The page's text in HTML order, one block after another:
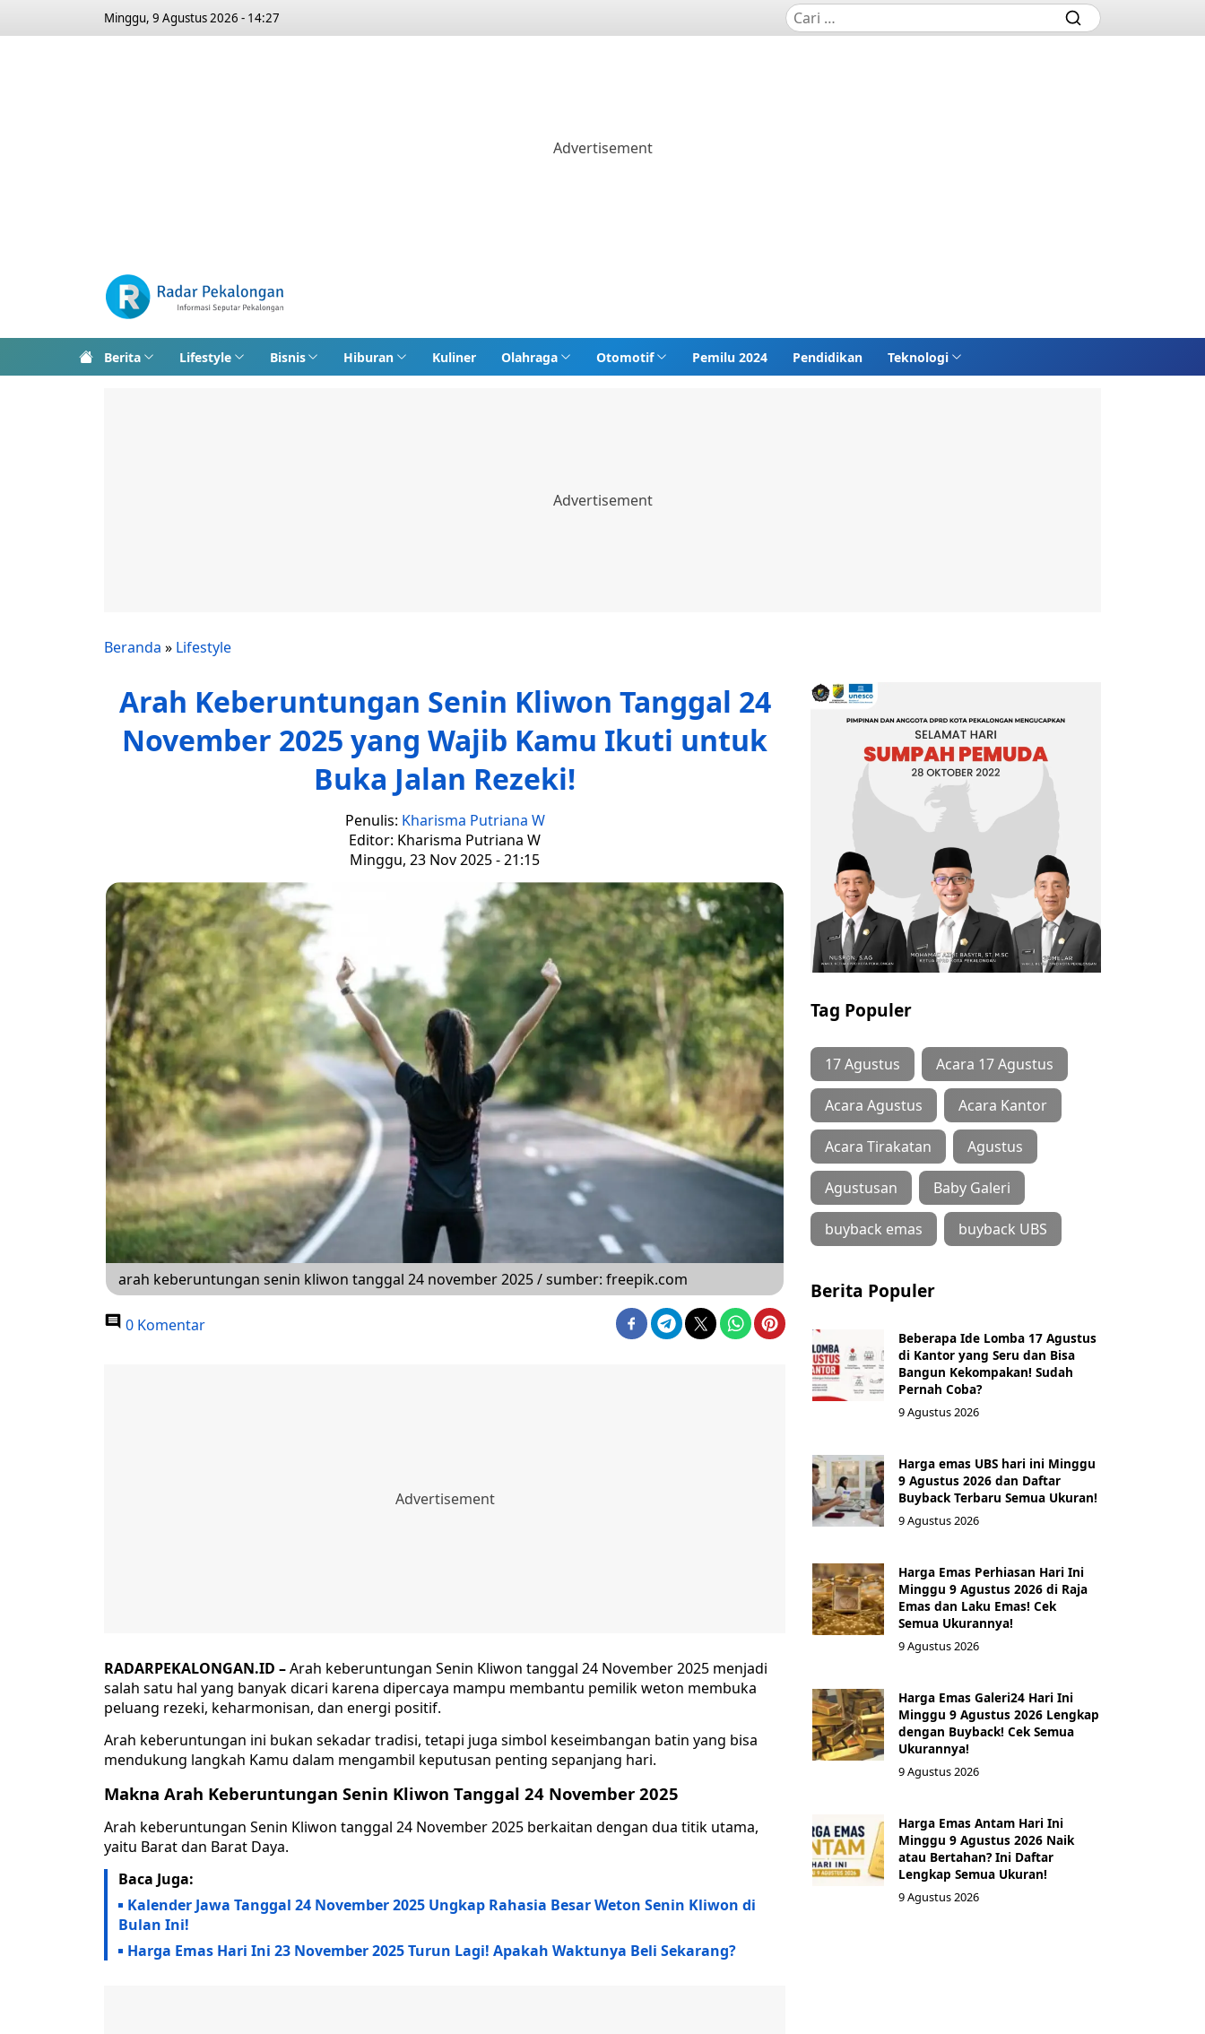
Minggu, 9 Agustus 2026 - 14:27
Berita Lifestyle Bisnis Hiburan Kuliner Olahraga Otomotif Pemilu 2024 Pendidikan Teknologi
Beranda » Lifestyle
Arah Keberuntungan Senin Kliwon Tanggal 24
November 2025 yang Wajib Kamu Ikuti untuk
Buka Jalan Rezeki!
Penulis: Kharisma Putriana W
Editor: Kharisma Putriana W
Minggu, 23 Nov 2025 - 21:15
arah keberuntungan senin kliwon tanggal 24 november 2025 / sumber: freepik.com
0 Komentar
RADARPEKALONGAN.ID –Arah keberuntungan Senin Kliwon tanggal 24 November 2025 menjadi
salah satu hal yang banyak dicari karena dipercaya mampu membantu pemilik weton membuka
peluang rezeki, keharmonisan, dan energi positif.
Arah keberuntungan ini bukan sekadar tradisi, tetapi juga simbol keseimbangan batin yang bisa
mendukung langkah Kamu dalam mengambil keputusan penting sepanjang hari.
Makna Arah Keberuntungan Senin Kliwon Tanggal 24 November 2025
Arah keberuntungan Senin Kliwon tanggal 24 November 2025 berkaitan dengan dua titik utama,
yaitu Barat dan Barat Daya.
Baca Juga:
Kalender Jawa Tanggal 24 November 2025 Ungkap Rahasia Besar Weton Senin Kliwon di
Bulan Ini!
Harga Emas Hari Ini 23 November 2025 Turun Lagi! Apakah Waktunya Beli Sekarang?
Tag Populer
17 Agustus Acara 17 Agustus
Acara Agustus Acara Kantor
Acara Tirakatan Agustus
Agustusan Baby Galeri
buyback emas buyback UBS
Berita Populer
Beberapa Ide Lomba 17 Agustus
di Kantor yang Seru dan Bisa
Bangun Kekompakan! Sudah
Pernah Coba?
9 Agustus 2026
Harga emas UBS hari ini Minggu
9 Agustus 2026 dan Daftar
Buyback Terbaru Semua Ukuran!
9 Agustus 2026
Harga Emas Perhiasan Hari Ini
Minggu 9 Agustus 2026 di Raja
Emas dan Laku Emas! Cek
Semua Ukurannya!
9 Agustus 2026
Harga Emas Galeri24 Hari Ini
Minggu 9 Agustus 2026 Lengkap
dengan Buyback! Cek Semua
Ukurannya!
9 Agustus 2026
Harga Emas Antam Hari Ini
Minggu 9 Agustus 2026 Naik
atau Bertahan? Ini Daftar
Lengkap Semua Ukuran!
9 Agustus 2026